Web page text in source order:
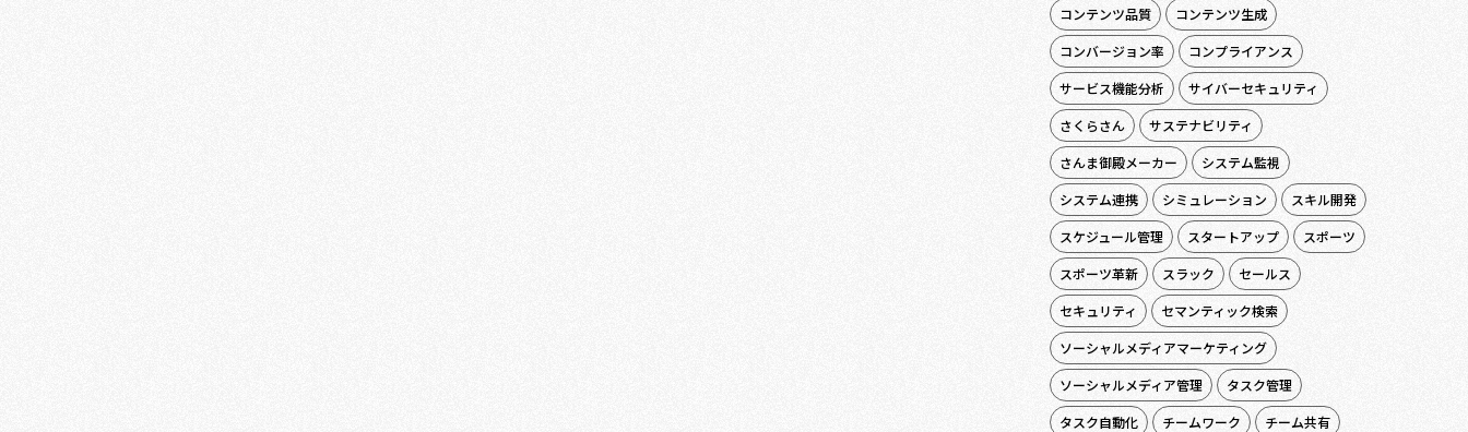
コンテンツ品質
コンテンツ生成
コンバージョン率
コンプライアンス
サービス機能分析
サイバーセキュリティ
さくらさん
サステナビリティ
さんま御殿メーカー
システム監視
システム連携
シミュレーション
スキル開発
スケジュール管理
スタートアップ
スポーツ
スポーツ革新
スラック
セールス
セキュリティ
セマンティック検索
ソーシャルメディアマーケティング
ソーシャルメディア管理
タスク管理
タスク自動化
チームワーク
チーム共有